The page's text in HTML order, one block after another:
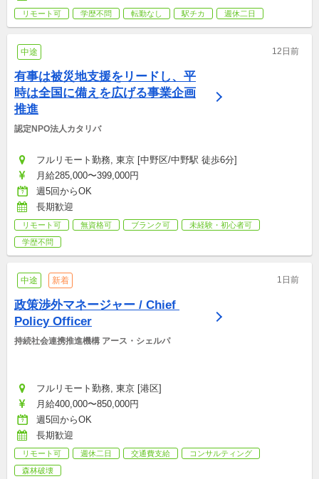
リモート可 学歴不問 転勤なし 駅チカ 週休二日
中途 12日前
有事は被災地支援をリードし、平
時は全国に備えを広げる事業企画
推進
認定NPO法人カタリバ
フルリモート勤務, 東京 [中野区/中野駅 徒歩6分]
月給285,000〜399,000円
週5回からOK
長期歓迎
リモート可 無資格可 ブランク可
未経験・初心者可
学歴不問
中途 新着 1日前
政策渉外マネージャー / Chief
Policy Officer
持続社会連携推進機構 アース・シェルパ
フルリモート勤務, 東京 [港区]
月給400,000〜850,000円
週5回からOK
長期歓迎
リモート可 週休二日 交通費支給
コンサルティング
森林破壊